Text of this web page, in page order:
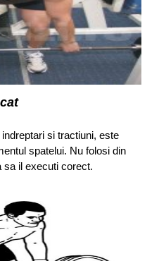
si tractiuni, este
spatelui. Nu folosi din
sa il executi corect.